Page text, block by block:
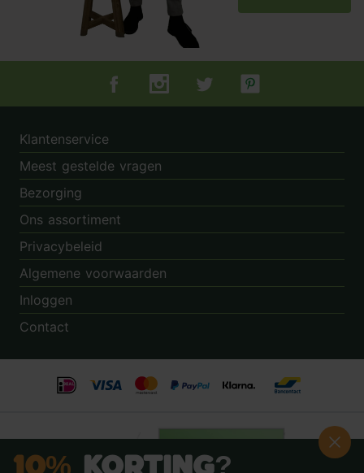
Tuincentrum.nl op Facebook
Tuincentrum.nl op Instagram
Tuincentrum.nl op Twitter
Tuincentrum.nl op
Klantenservice
Meest gestelde vragen
Bezorging
Ons assortiment
Privacybeleid
Algemene voorwaarden
Inloggen
Contact
10% Korting?